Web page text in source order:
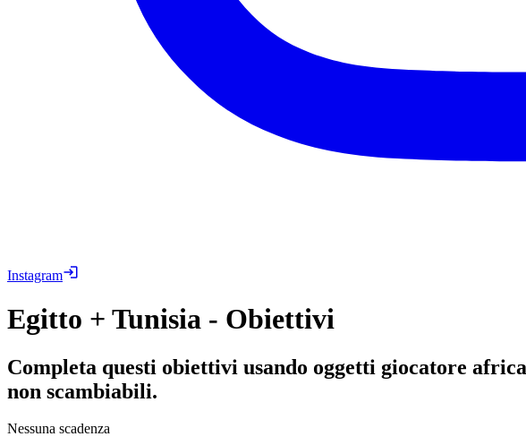
Instagram
Egitto + Tunisia - Obiettivi
Completa questi obiettivi usando oggetti giocatore
non scambiabili.
Nessuna scadenza